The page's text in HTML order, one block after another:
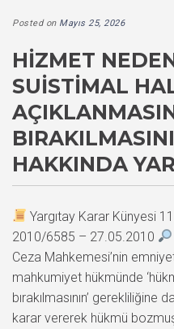
Posted on Mayıs 25, 2026
HIZMET
SUISTIMAL
HAKKINDA
Yargıtay Karar Künyesi
2010/6585 – 27.05.2010
Ceza Mahkemesi’nin
mahkumiyet hükmünde
bırakılmasının’ gerekliliğine
karar vererek hükmü